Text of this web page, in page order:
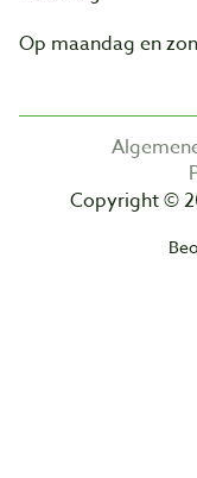
Op maandag en
Copyright ©